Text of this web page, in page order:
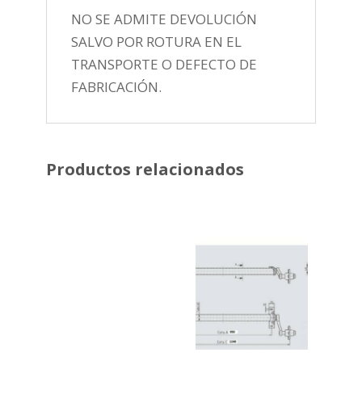
NO SE ADMITE DEVOLUCIÓN
SALVO POR ROTURA EN EL
TRANSPORTE O DEFECTO DE
FABRICACIÓN.
Productos relacionados